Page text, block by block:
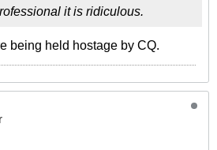
it is ridiculous.
being held hostage by CQ.